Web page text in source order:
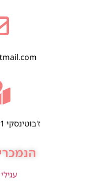
ז'בוטינסקי 1, ר"ג (הבורסה)